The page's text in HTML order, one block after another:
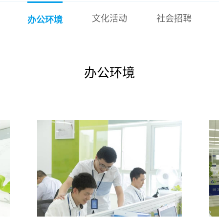
办公环境 文化活动 社会招聘
办公环境